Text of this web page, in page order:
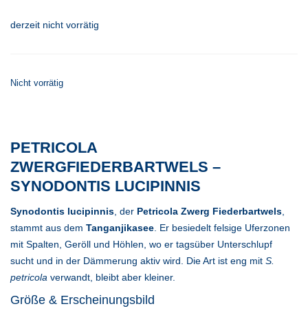
derzeit nicht vorrätig
Nicht vorrätig
PETRICOLA
ZWERGFIEDERBARTWELS –
SYNODONTIS LUCIPINNIS
Synodontis lucipinnis , der Petricola Zwerg Fiederbartwels
stammt aus dem Tanganjikasee . Er besiedelt felsige Uferzonen
mit Spalten, Geröll und Höhlen, wo er tagsüber Unterschlupf
sucht und in der Dämmerung aktiv wird. Die Art ist eng mit S.
petricola verwandt, bleibt aber kleiner.
Größe & Erscheinungsbild